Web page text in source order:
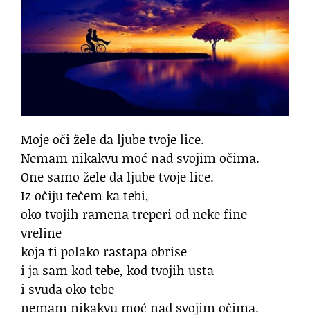
Moje oči žele da ljube tvoje lice.
Nemam nikakvu moć nad svojim očima.
One samo žele da ljube tvoje lice.
Iz očiju tečem ka tebi,
oko tvojih ramena treperi od neke fine
vreline
koja ti polako rastapa obrise
i ja sam kod tebe, kod tvojih usta
i svuda oko tebe –
nemam nikakvu moć nad svojim očima.